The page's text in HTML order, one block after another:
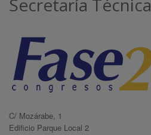
Secretaría Técnica
C/ Mozárabe, 1
Edificio Parque Local 2